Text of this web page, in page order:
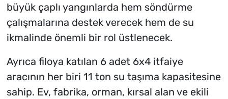
büyük çaplı yangınlarda hem söndürme
çalışmalarına destek verecek hem de su
ikmalinde önemli bir rol üstlenecek.
Ayrıca filoya katılan 6 adet 6x4 itfaiye
aracının her biri 11 ton su taşıma kapasitesine
sahip. Ev, fabrika, orman, kırsal alan ve ekili